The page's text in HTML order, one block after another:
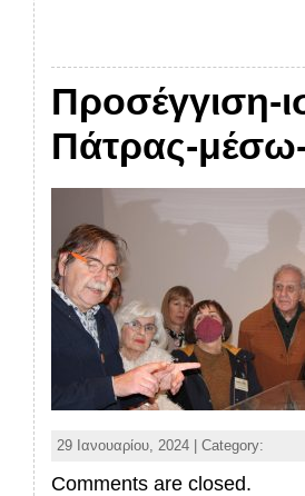
Προσέγγιση-
Πάτρας-
29 Ιανουαρίου, 2024 | Category:
Comments are closed.